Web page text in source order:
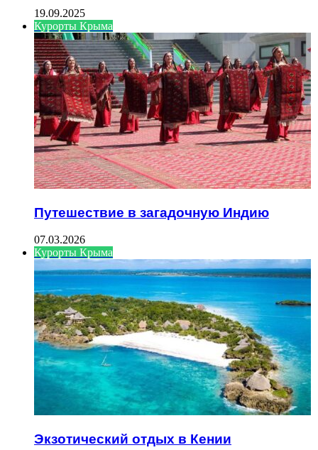
19.09.2025
Курорты Крыма
Путешествие в загадочную Индию
07.03.2026
Курорты Крыма
Экзотический отдых в Кении